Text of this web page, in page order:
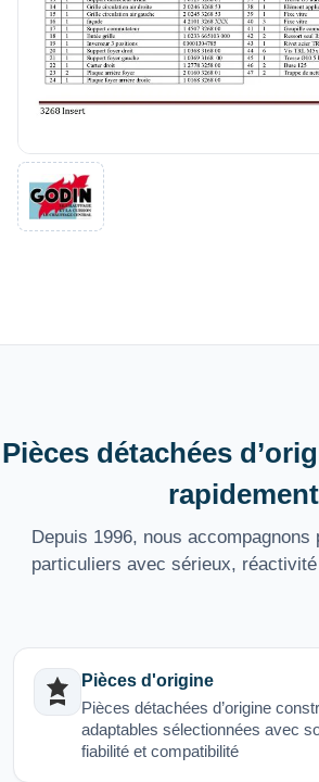
Pièces détachées
rapidement
Depuis 1996, nous accompagnons
particuliers avec sérieux,
Pièces d'origine
Pièces détachées d’origine
adaptables sélectionnées avec
fiabilité et compatibilité